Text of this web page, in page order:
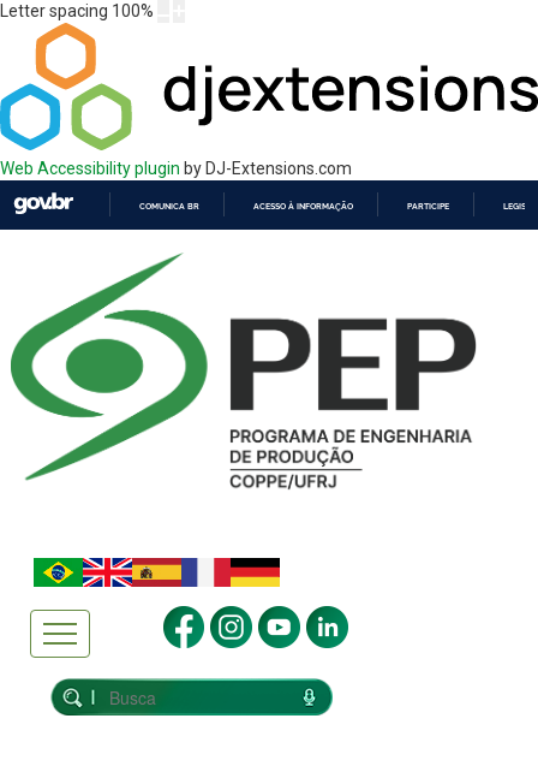
Letter spacing 100%
Web Accessibility plugin by DJ-Extensions.com
COMUNICA BR ACESSO À INFORMAÇÃO PARTICIPE